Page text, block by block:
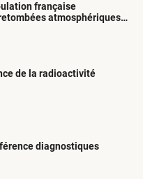
française
atmosphériques
de la radioactivité
diagnostiques